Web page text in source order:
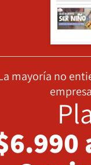
mayoría no